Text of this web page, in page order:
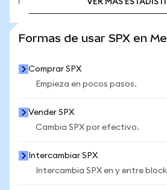
Formas de usar SPX en
Comprar SPX
Empieza en pocos pasos.
Vender SPX
Cambia SPX por efectivo.
Intercambiar SPX
Intercambia SPX en y entre